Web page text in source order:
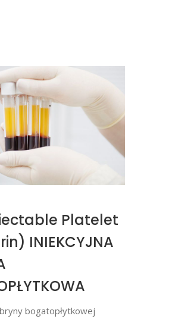
Platelet
INIEKCYJNA
bogatopłytkowej